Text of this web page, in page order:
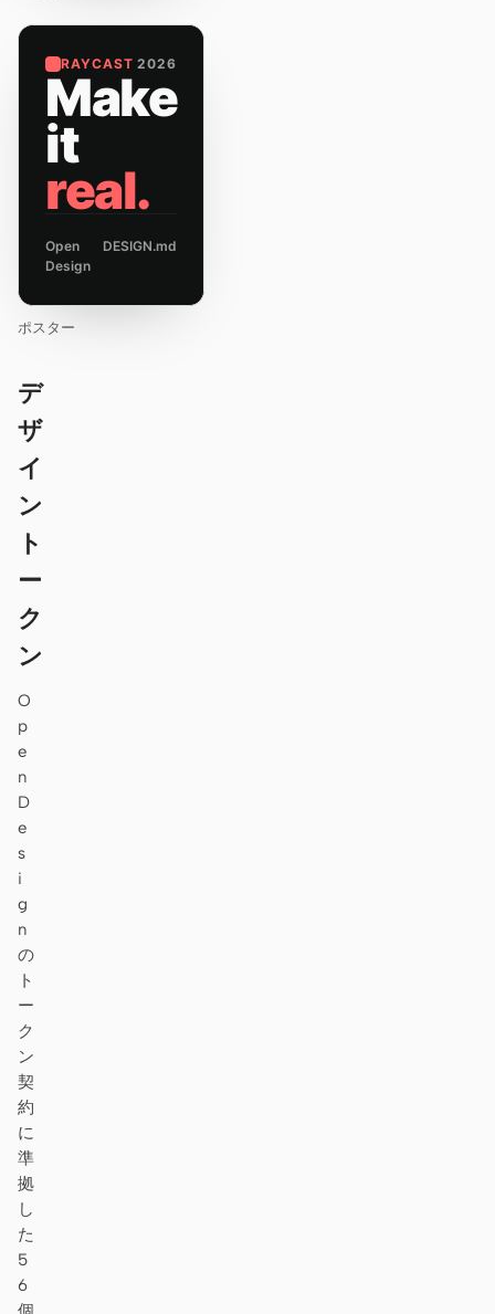
RAYCAST 2026
Make
it
real.
Open
Design
DESIGN.md
ポスター
デ
ザ
イ
ン
ト
ー
ク
ン
O
p
e
n
D
e
s
i
g
n
の
ト
ー
ク
ン
契
約
に
準
拠
し
た
5
6